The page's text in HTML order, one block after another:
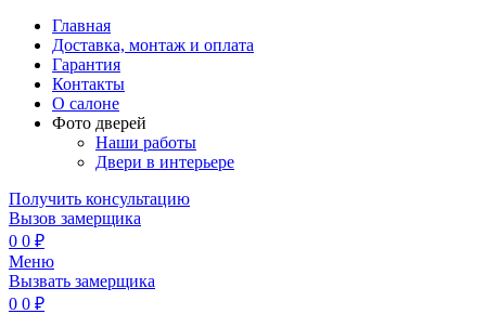
Главная
Доставка, монтаж и оплата
Гарантия
Контакты
О салоне
Фото дверей
Наши работы
Двери в интерьере
Получить консультацию
Вызов замерщика
0 0 ₽
Меню
Вызвать замерщика
0 0 ₽